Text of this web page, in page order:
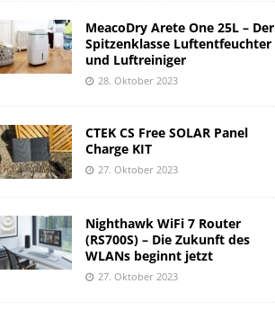
MeacoDry Arete One 25L – Der
Spitzenklasse Luftentfeuchter
und Luftreiniger
28. Oktober 2023
CTEK CS Free SOLAR Panel
Charge KIT
27. Oktober 2023
Nighthawk WiFi 7 Router
(RS700S) – Die Zukunft des
WLANs beginnt jetzt
27. Oktober 2023